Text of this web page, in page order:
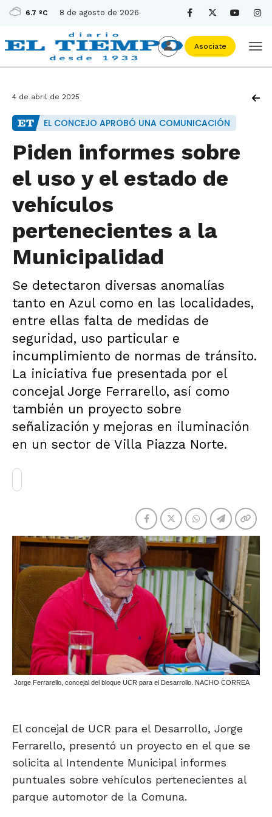
6.7 ºC 8 de agosto de 2026
Asociate
4 de abril de 2025
EL CONCEJO APROBÓ UNA COMUNICACIÓN
Piden informes sobre
el uso y el estado de
vehículos
pertenecientes a la
Municipalidad
Se detectaron diversas anomalías
tanto en Azul como en las localidades,
entre ellas falta de medidas de
seguridad, uso particular e
incumplimiento de normas de tránsito.
La iniciativa fue presentada por el
concejal Jorge Ferrarello, así como
también un proyecto sobre
señalización y mejoras en iluminación
en un sector de Villa Piazza Norte.
Jorge Ferrarello, concejal del bloque UCR para el Desarrollo. NACHO CORREA
El concejal de UCR para el Desarrollo, Jorge
Ferrarello, presentó un proyecto en el que se
solicita al Intendente Municipal informes
puntuales sobre vehículos pertenecientes al
parque automotor de la Comuna.